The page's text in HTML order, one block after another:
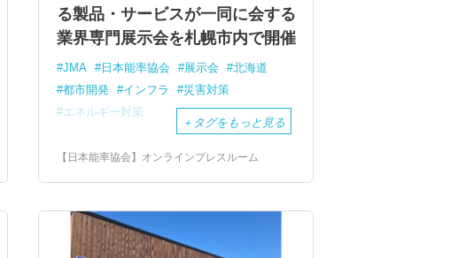
る製品・サービスが一同に会する
業界専門展示会を札幌市内で開催
JMA 日本能率協会 展示会
北海道
都市開発
インフラ
災害対策
エネルギー対策
＋ タグをもっと見る
【日本能率協会】オンラインプレスルーム